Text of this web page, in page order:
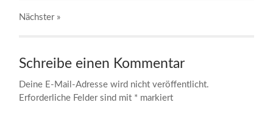
Nächster »
Schreibe einen Kommentar
Deine E-Mail-Adresse wird nicht veröffentlicht.
Erforderliche Felder sind mit * markiert